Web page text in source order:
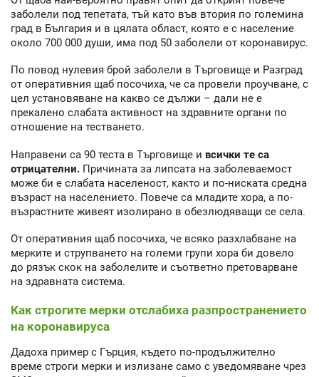
заболели под тепетата, тъй като във втория по големина
град в България и в цялата област, която е с население
около 700 000 души, има под 50 заболели от коронавирус.
По повод нулевия брой заболели в Търговище и Разград
от оперативния щаб посочиха, че са провели проучване, с
цел установяване на какво се дължи – дали не е
прекалено слабата активност на здравните органи по
отношение на тестването.
Направени са 90 теста в Търговище и всички те са
отрицателни. Причината за липсата на заболеваемост
може би е слабата населеност, както и по-ниската средна
възраст на населението. Повече са младите хора, а по-
възрастните живеят изолирано в обезлюдяващи се села.
От оперативния щаб посочиха, че всяко разхлабване на
мерките и струпването на големи групи хора би довело
до рязък скок на заболелите и съответно претоварване
на здравната система.
Как строгите мерки отслабиха разпространението
на коронавируса
Дадоха пример с Гърция, където по-продължително
време строги мерки и излизане само с уведомяване чрез